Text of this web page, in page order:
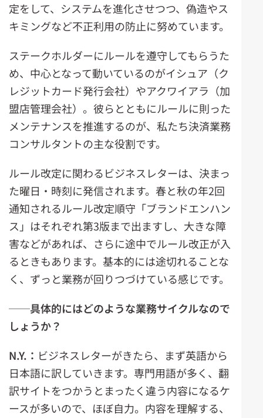
定をして、システムを進化させつつ、偽造やス
キミングなど不正利用の防止に努めています。
ステークホルダーにルールを遵守してもらうた
め、中心となって動いているのがイシュア（ク
レジットカード発行会社）やアクワイアラ（加
盟店管理会社）。彼らとともにルールに則った
メンテナンスを推進するのが、私たち決済業務
コンサルタントの主な役割です。
ルール改定に関わるビジネスレターは、決まっ
た曜日・時刻に発信されます。春と秋の年2回
通知されるルール改定順守「ブランドエンハン
ス」はそれぞれ第3版まで出ますし、大きな障
害などがあれば、さらに途中でルール改正が入
るときもあります。基本的には途切れることな
く、ずっと業務が回りつづけている感じです。
──具体的にはどのような業務サイクルなので
しょうか？
N.Y. ： ビジネスレターがきたら、まず英語から
日本語に訳していきます。専門用語が多く、翻
訳サイトをつかうとまったく違う内容になるケ
ースが多いので、ほぼ自力。内容を理解する、